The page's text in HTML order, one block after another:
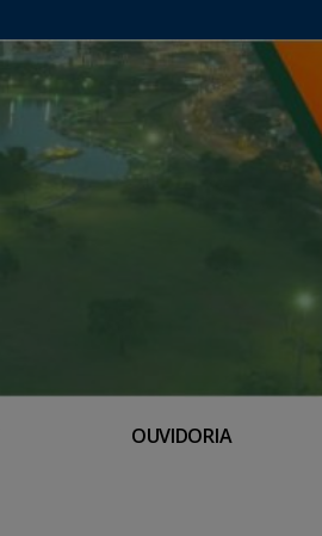
OUVIDORIA